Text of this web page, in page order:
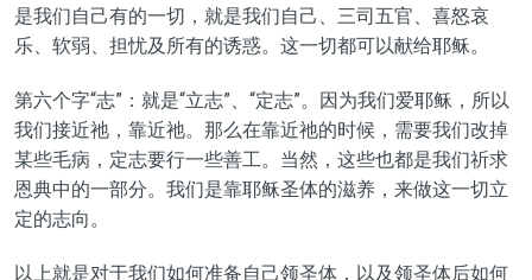
是我们自己有的一切，就是我们自己、三司五官、喜怒哀
乐、软弱、担忧及所有的诱惑。这一切都可以献给耶稣。
第六个字“志”：就是“立志”、“定志”。因为我们爱耶稣，所以
我们接近祂，靠近祂。那么在靠近祂的时候，需要我们改掉
某些毛病，定志要行一些善工。当然，这些也都是我们祈求
恩典中的一部分。我们是靠耶稣圣体的滋养，来做这一切立
定的志向。
以上就是对于我们如何准备自己领圣体，以及领圣体后如何